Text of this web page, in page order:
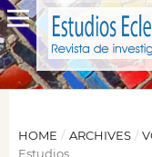
HOME / ARCHIVES /
Estudios